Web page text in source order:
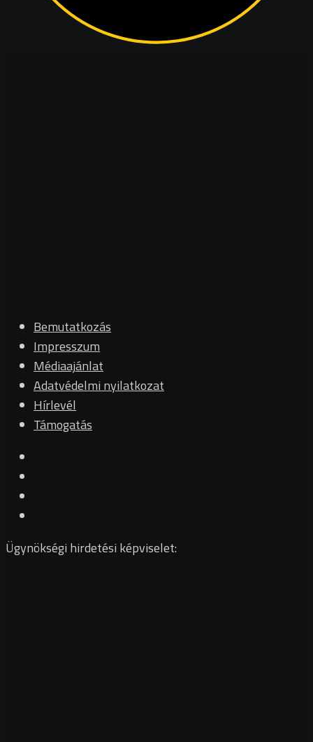
Bemutatkozás
Impresszum
Médiaajánlat
Adatvédelmi nyilatkozat
Hírlevél
Támogatás
Ügynökségi hirdetési képviselet: